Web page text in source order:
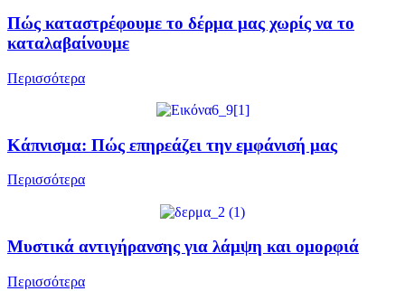
Πώς καταστρέφουμε το δέρμα μας χωρίς να το
καταλαβαίνουμε
Περισσότερα
Κάπνισμα: Πώς επηρεάζει την εμφάνισή μας
Περισσότερα
Μυστικά αντιγήρανσης για λάμψη και ομορφιά
Περισσότερα